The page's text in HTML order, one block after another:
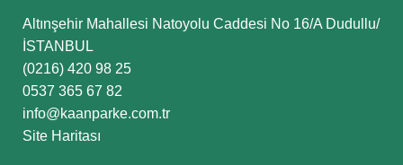
Altınşehir Mahallesi Natoyolu Caddesi No 16/A Dudullu/
İSTANBUL
(0216) 420 98 25
0537 365 67 82
info@kaanparke.com.tr
Site Haritası